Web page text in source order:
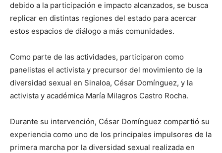
debido a la participación e impacto alcanzados, se busca
replicar en distintas regiones del estado para acercar
estos espacios de diálogo a más comunidades.
Como parte de las actividades, participaron como
panelistas el activista y precursor del movimiento de la
diversidad sexual en Sinaloa, César Domínguez, y la
activista y académica María Milagros Castro Rocha.
Durante su intervención, César Domínguez compartió su
experiencia como uno de los principales impulsores de la
primera marcha por la diversidad sexual realizada en